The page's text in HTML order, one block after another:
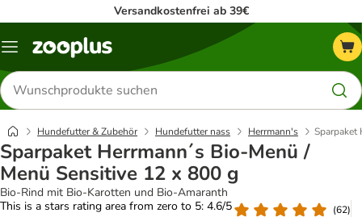
Versandkostenfrei ab 39€
Menü
Produkte
suchen
Hundefutter & Zubehör Hundefutter nass Herrmann's Sparpaket
Sparpaket Herrmann´s Bio-Menü /
Menü Sensitive 12 x 800 g
Bio-Rind mit Bio-Karotten und Bio-Amaranth
This is a stars rating area from zero to 5: 4.6/5
(62)